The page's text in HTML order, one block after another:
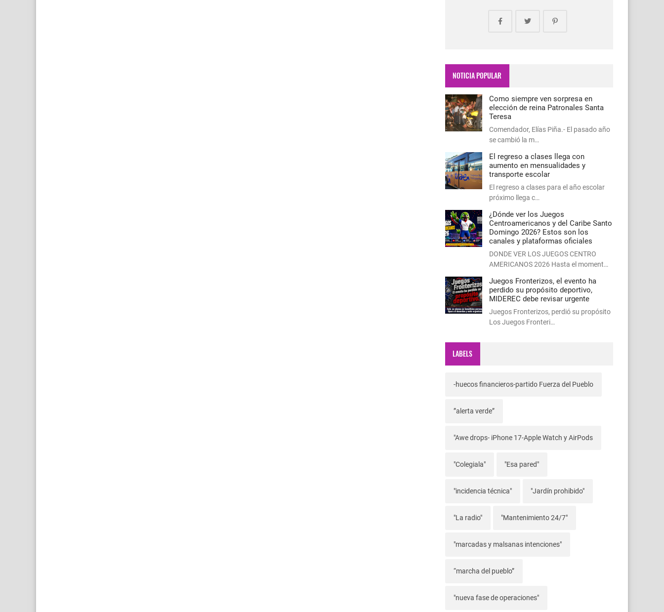
NOTICIA POPULAR
Como siempre ven sorpresa en
elección de reina Patronales Santa
Teresa
Comendador, Elías Piña.- El pasado año
se cambió la m…
El regreso a clases llega con
aumento en mensualidades y
transporte escolar
El regreso a clases para el año escolar
próximo llega c…
¿Dónde ver los Juegos
Centroamericanos y del Caribe Santo
Domingo 2026? Estos son los
canales y plataformas oficiales
DONDE VER LOS JUEGOS CENTRO
AMERICANOS 2026 Hasta el moment…
Juegos Fronterizos, el evento ha
perdido su propósito deportivo,
MIDEREC debe revisar urgente
Juegos Fronterizos, perdió su propósito
Los Juegos Fronteri…
LABELS
-huecos financieros-partido Fuerza del Pueblo
”alerta verde”
"Awe drops- iPhone 17-Apple Watch y AirPods
"Colegiala" "Esa pared"
"incidencia técnica" "Jardín prohibido"
"La radio" "Mantenimiento 24/7"
"marcadas y malsanas intenciones"
“marcha del pueblo”
"nueva fase de operaciones"